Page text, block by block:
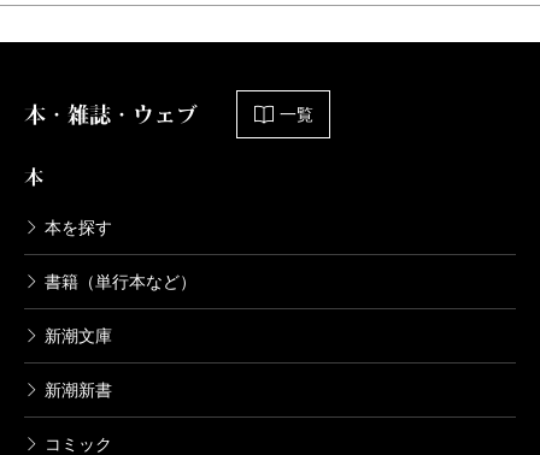
本・雑誌・ウェブ 一覧
本
本を探す
書籍（単行本など）
新潮文庫
新潮新書
コミック